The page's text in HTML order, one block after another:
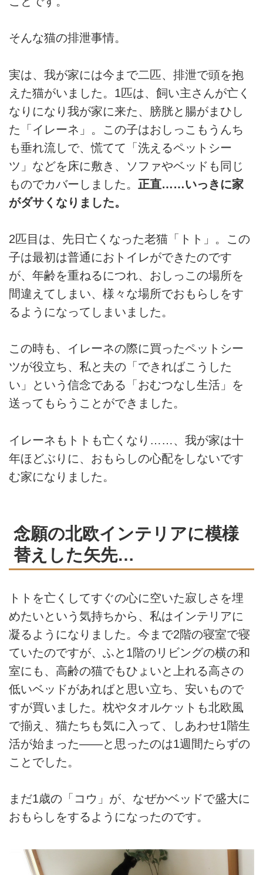
そんな猫の排泄事情。
実は、我が家には今まで二匹、排泄で頭を抱
えた猫がいました。1匹は、飼い主さんが亡く
なりになり我が家に来た、膀胱と腸がまひし
た「イレーネ」。この子はおしっこもうんち
も垂れ流しで、慌てて「洗えるペットシー
ツ」などを床に敷き、ソファやベッドも同じ
ものでカバーしました。 正直……いっきに家
がダサくなりました。
2匹目は、先日亡くなった老猫「トト」。この
子は最初は普通におトイレができたのです
が、年齢を重ねるにつれ、おしっこの場所を
間違えてしまい、様々な場所でおもらしをす
るようになってしまいました。
この時も、イレーネの際に買ったペットシー
ツが役立ち、私と夫の「できればこうした
い」という信念である「おむつなし生活」を
送ってもらうことができました。
イレーネもトトも亡くなり……、我が家は十
年ほどぶりに、おもらしの心配をしないです
む家になりました。
念願の北欧インテリアに模様
替えした矢先…
トトを亡くしてすぐの心に空いた寂しさを埋
めたいという気持ちから、私はインテリアに
凝るようになりました。今まで2階の寝室で寝
ていたのですが、ふと1階のリビングの横の和
室にも、高齢の猫でもひょいと上れる高さの
低いベッドがあればと思い立ち、安いもので
すが買いました。枕やタオルケットも北欧風
で揃え、猫たちも気に入って、しあわせ1階生
活が始まった――と思ったのは1週間たらずの
ことでした。
まだ1歳の「コウ」が、なぜかベッドで盛大に
おもらしをするようになったのです。